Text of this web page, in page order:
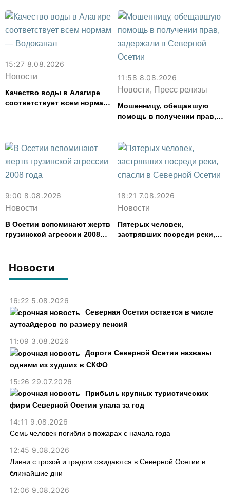
Новости
16:22 5.08.2026
Северная Осетия остается в числе
аутсайдеров по размеру пенсий
11:09 3.08.2026
Дороги Северной Осетии названы
одними из худших в СКФО
15:26 29.07.2026
Прибыль крупных туристических
фирм Северной Осетии упала за год
14:11 9.08.2026
Семь человек погибли в пожарах с начала года
12:45 9.08.2026
Ливни с грозой и градом ожидаются в Северной Осетии в
ближайшие дни
12:06 9.08.2026
15:27 8.08.2026
Новости
Качество воды в Алагире
соответствует всем нормам
11:58 8.08.2026
Новости, Пресс релизы
Мошенницу, обещавшую
помощь в получении прав,
9:00 8.08.2026
Новости
В Осетии вспоминают жертв
грузинской агрессии 2008
18:21 7.08.2026
Новости
Пятерых человек,
застрявших посреди реки,